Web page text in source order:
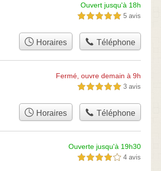
Ouvert jusqu'à 18h
5,0 étoiles sur 5 5 avis
Horaires Téléphone
Fermé, ouvre demain à 9h
5,0 étoiles sur 5 3 avis
Horaires Téléphone
Ouverte jusqu'à 19h30
4,0 étoiles sur 5 4 avis